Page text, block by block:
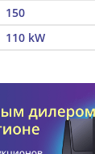
150
110 kW